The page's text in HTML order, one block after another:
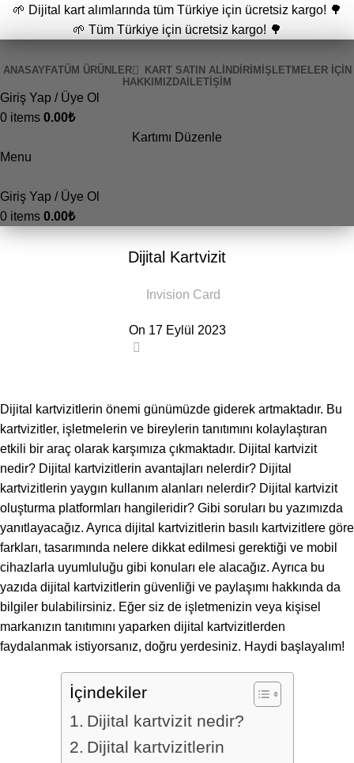
🌱 Dijital kart alımlarında tüm Türkiye için ücretsiz kargo! 🌳
🌱 Tüm Türkiye için ücretsiz kargo! 🌳
ANASAYFATÜM ÜRÜNLER KART SATIN ALİNDİRİM İŞLETMELER İÇIN
HAKKIMIZDA İLETIŞIM
Giriş Yap / Üye Ol
0 items 0.00₺
Kartımı Düzenle
Menu
Giriş Yap / Üye Ol
0 items 0.00₺
Dijital Kartvizit
Invision Card
On 17 Eylül 2023
Dijital kartvizitlerin önemi günümüzde giderek artmaktadır. Bu
kartvizitler, işletmelerin ve bireylerin tanıtımını kolaylaştıran
etkili bir araç olarak karşımıza çıkmaktadır. Dijital kartvizit
nedir? Dijital kartvizitlerin avantajları nelerdir? Dijital
kartvizitlerin yaygın kullanım alanları nelerdir? Dijital kartvizit
oluşturma platformları hangileridir? Gibi soruları bu yazımızda
yanıtlayacağız. Ayrıca dijital kartvizitlerin basılı kartvizitlere göre
farkları, tasarımında nelere dikkat edilmesi gerektiği ve mobil
cihazlarla uyumluluğu gibi konuları ele alacağız. Ayrıca bu
yazıda dijital kartvizitlerin güvenliği ve paylaşımı hakkında da
bilgiler bulabilirsiniz. Eğer siz de işletmenizin veya kişisel
markanızın tanıtımını yaparken dijital kartvizitlerden
faydalanmak istiyorsanız, doğru yerdesiniz. Haydi başlayalım!
İçindekiler
Dijital kartvizit nedir?
Dijital kartvizitlerin